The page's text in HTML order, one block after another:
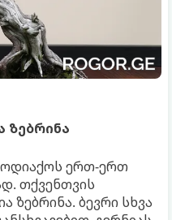
ზებრინა
ერთ-ერთ
თქვენთვის
ზებრინა. ბევრი სხვა